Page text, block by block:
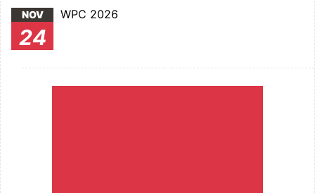
NOV
24
WPC 2026